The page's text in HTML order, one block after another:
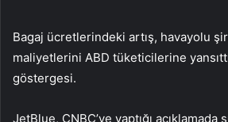
Bagaj ücretlerindeki artış, havayolu
maliyetlerini ABD tüketicilerine
göstergesi.
JetBlue, CNBC’ye yaptığı açıklamada